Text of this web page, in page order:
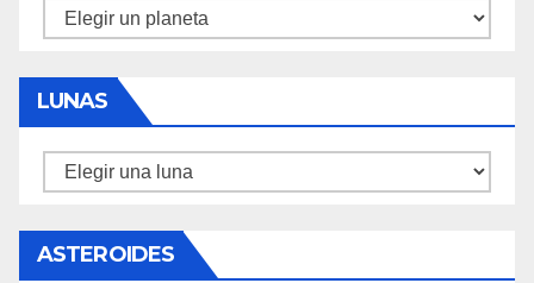
Planetas
LUNAS
Lunas
ASTEROIDES